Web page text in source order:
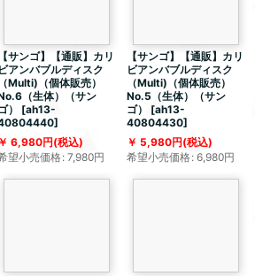
【サンゴ】【通販】カリ
ビアンバブルディスク
（Multi)（個体販売）
（生体）（サン
）
[ah13-
]
6,980円(税込)
望小売価格: 7,980円
【サンゴ】【通販】カリ
ビアンバブルディスク
（Multi)（個体販売）
No.5（生体）（サン
ゴ）
[ah13-
40804430]
5,980円(税込)
希望小売価格: 6,980円